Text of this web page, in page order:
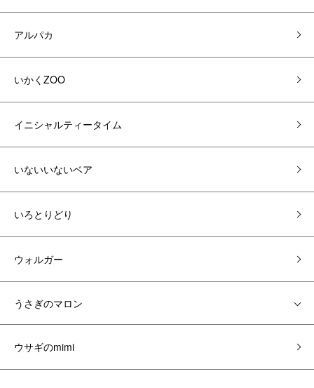
アルパカ
いかくZOO
イニシャルティータイム
いないいないベア
いろとりどり
ウォルガー
うさぎのマロン
ウサギのmimi